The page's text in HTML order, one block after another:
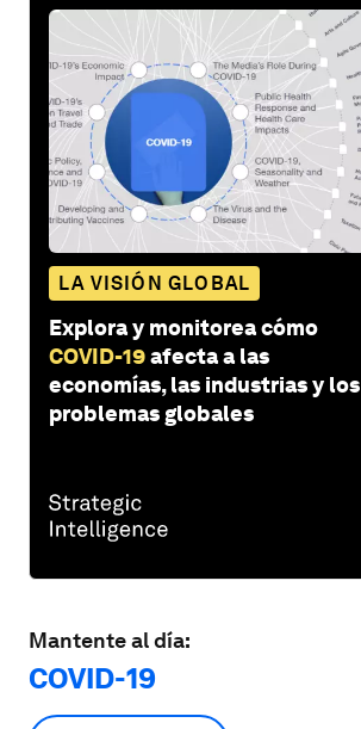
LA VISIÓN GLOBAL
Explora y monitorea cómo
COVID-19afecta a las
economías, las industrias y los
problemas globales
Mantente al día:
COVID-19